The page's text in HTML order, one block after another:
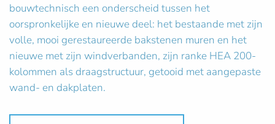
bouwtechnisch een onderscheid tussen het
oorspronkelijke en nieuwe deel: het bestaande met zijn
volle, mooi gerestaureerde bakstenen muren en het
nieuwe met zijn windverbanden, zijn ranke HEA 200-
kolommen als draagstructuur, getooid met aangepaste
wand- en dakplaten.